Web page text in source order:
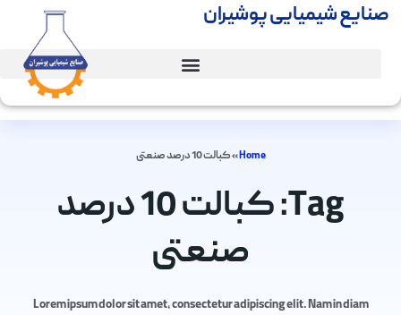
صنایع شیمیایی پوشیران
Home
»کبالت 10 درصد صنعتی
Tag: کبالت 10 درصد
صنعتی
Lorem ipsum dolor sit amet, consectetur adipiscing elit. Nam in diam